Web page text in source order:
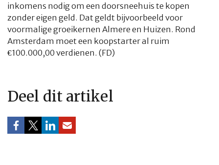
CULTUUR RADIO ABONNEMENT
AUTEURS
inkomens nodig om een doorsneehuis te kopen
zonder eigen geld. Dat geldt bijvoorbeeld voor
voormalige groeikernen Almere en Huizen. Rond
Amsterdam moet een koopstarter al ruim
€100.000,00 verdienen. (FD)
Deel dit artikel